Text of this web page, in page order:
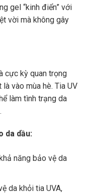
gel “kinh điển” với
vời mà không gây
cực kỳ quan trọng
là vào mùa hè. Tia UV
làm tình trạng da
da dầu:
năng bảo vệ da
da khỏi tia UVA,